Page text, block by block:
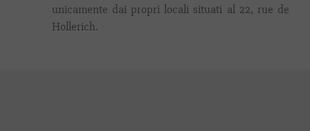
unicamente dai propri locali situati al 22, rue de
Hollerich.